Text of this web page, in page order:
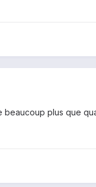
plus que